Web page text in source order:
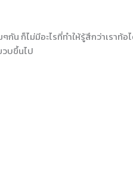
กัน ก็ไม่มีอะไรที่ทำให้รู้สึกว่าเร
บขึ้นไป